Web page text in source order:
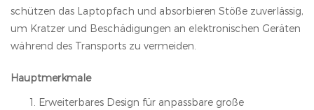
schützen das Laptopfach und absorbieren Stöße zuverlässig,
um Kratzer und Beschädigungen an elektronischen Geräten
während des Transports zu vermeiden.
Hauptmerkmale
Erweiterbares Design für anpassbare große